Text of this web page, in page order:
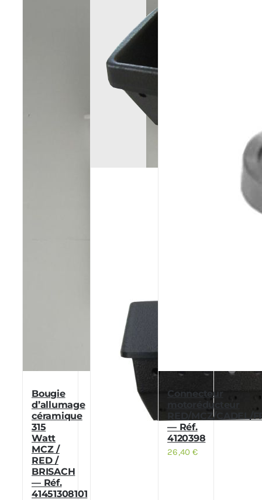
Poêles et chaudières
Conduit de fumées
Bougie
d’allumage
céramique
315
Watt
MCZ /
RED /
BRISACH
— Réf.
41451308101
Connecteur
motoréducteur
RED/MCZ/CADEL/
— Réf.
4120398
26,40€